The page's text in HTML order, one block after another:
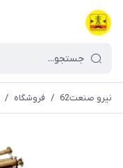
نیرو صنعت62 / فروشگاه /